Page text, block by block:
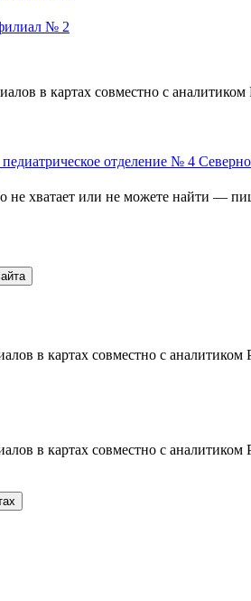
№ 2
в картах совместно с аналитиком
отделение № 4
не хватает или не можете найти —
в картах совместно с аналитиком
в картах совместно с аналитиком